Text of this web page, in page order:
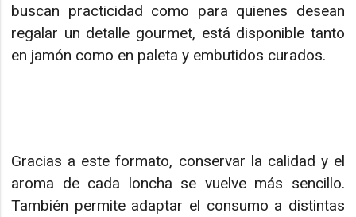
buscan practicidad como para quienes desean
regalar un detalle gourmet, está disponible tanto
en jamón como en paleta y embutidos curados.
Gracias a este formato, conservar la calidad y el
aroma de cada loncha se vuelve más sencillo.
También permite adaptar el consumo a distintas